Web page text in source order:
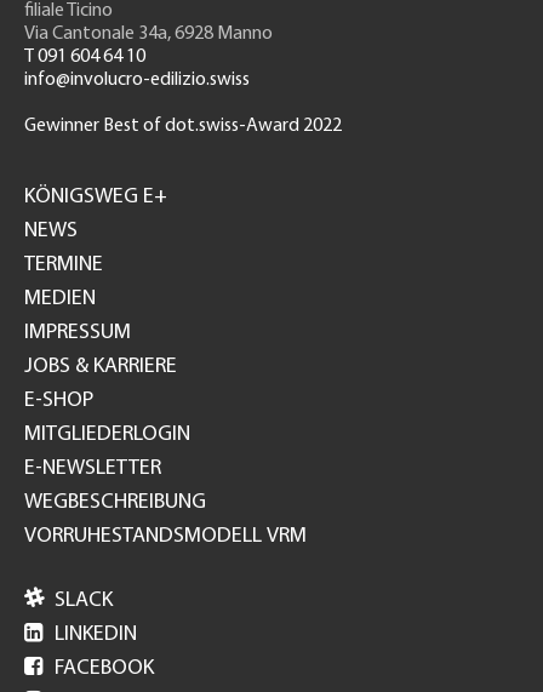
filiale Ticino
Via Cantonale 34a, 6928 Manno
T 091 604 64 10
info@involucro-edilizio.swiss
Gewinner Best of dot.swiss-Award 2022
GH
KÖNIGSWEG E+
NEWS
TERMINE
MEDIEN
IMPRESSUM
JOBS & KARRIERE
E-SHOP
MITGLIEDERLOGIN
E-NEWSLETTER
WEGBESCHREIBUNG
VORRUHESTANDSMODELL VRM
 SLACK
 LINKEDIN
 FACEBOOK